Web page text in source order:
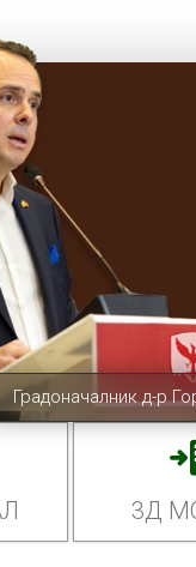
Градоначалник д-р
3Д